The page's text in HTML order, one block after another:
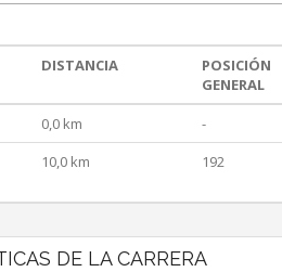
DISTANCIA
POSICIÓN
GENERAL
0,0 km -
10,0 km 192
DE LA CARRERA